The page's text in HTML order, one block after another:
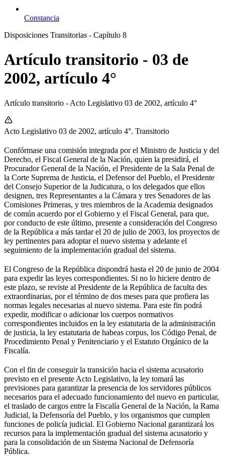
Constancia
Disposiciones Transitorias - Capítulo 8
Artículo transitorio - 03 de
2002, artículo 4°
Artículo transitorio - Acto Legislativo 03 de 2002, artículo 4°
Acto Legislativo 03 de 2002, artículo 4°. Transitorio
Confórmase una comisión integrada por el Ministro de Justicia y del
Derecho, el Fiscal General de la Nación, quien la presidirá, el
Procurador General de la Nación, el Presidente de la Sala Penal de
la Corte Suprema de Justicia, el Defensor del Pueblo, el Presidente
del Consejo Superior de la Judicatura, o los delegados que ellos
designen, tres Representantes a la Cámara y tres Senadores de las
Comisiones Primeras, y tres miembros de la Academia designados
de común acuerdo por el Gobierno y el Fiscal General, para que,
por conducto de este último, presente a consideración del Congreso
de la República a más tardar el 20 de julio de 2003, los proyectos de
ley pertinentes para adoptar el nuevo sistema y adelante el
seguimiento de la implementación gradual del sistema.
El Congreso de la República dispondrá hasta el 20 de junio de 2004
para expedir las leyes correspondientes. Si no lo hiciere dentro de
este plazo, se reviste al Presidente de la República de faculta des
extraordinarias, por el término de dos meses para que profiera las
normas legales necesarias al nuevo sistema. Para este fin podrá
expedir, modificar o adicionar los cuerpos normativos
correspondientes incluidos en la ley estatutaria de la administración
de justicia, la ley estatutaria de habeas corpus, los Código Penal, de
Procedimiento Penal y Penitenciario y el Estatuto Orgánico de la
Fiscalía.
Con el fin de conseguir la transición hacia el sistema acusatorio
previsto en el presente Acto Legislativo, la ley tomará las
previsiones para garantizar la presencia de los servidores públicos
necesarios para el adecuado funcionamiento del nuevo en particular,
el traslado de cargos entre la Fiscalía General de la Nación, la Rama
Judicial, la Defensoría del Pueblo, y los organismos que cumplen
funciones de policía judicial. El Gobierno Nacional garantizará los
recursos para la implementación gradual del sistema acusatorio y
para la consolidación de un Sistema Nacional de Defensoría
Pública.